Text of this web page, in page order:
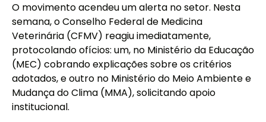
O movimento acendeu um alerta no setor. Nesta
semana, o Conselho Federal de Medicina
Veterinária (CFMV) reagiu imediatamente,
protocolando ofícios: um, no Ministério da Educação
(MEC) cobrando explicações sobre os critérios
adotados, e outro no Ministério do Meio Ambiente e
Mudança do Clima (MMA), solicitando apoio
institucional.